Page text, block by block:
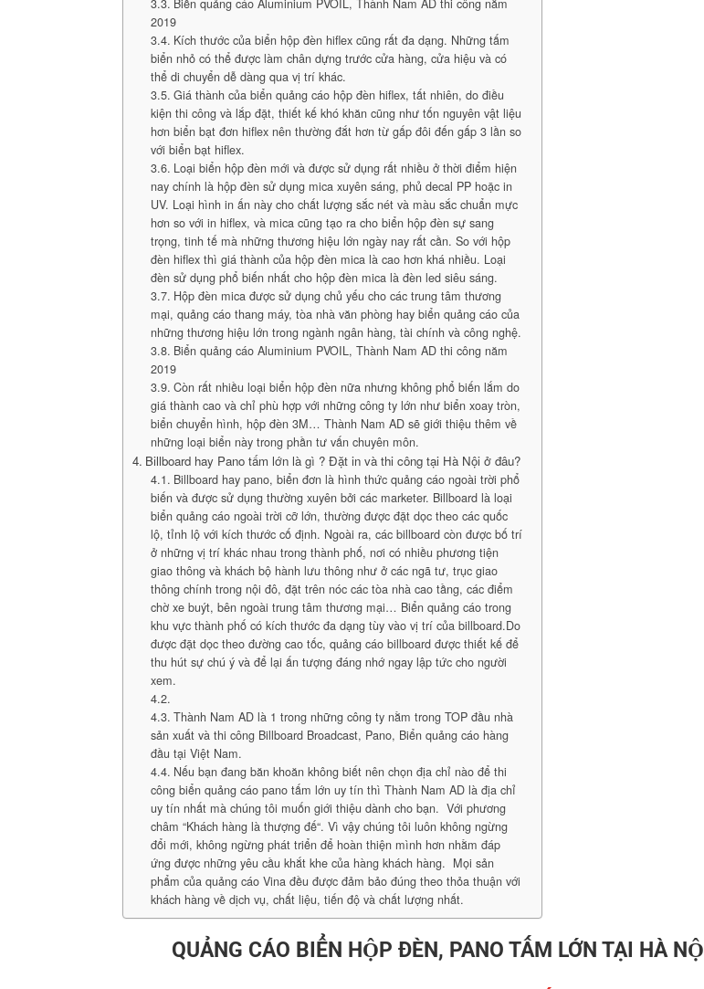
Biển quảng cáo Aluminium PVOIL, Thành Nam AD thi công năm
2019
Kích thước của biển hộp đèn hiflex cũng rất đa dạng. Những tấm
biển nhỏ có thể được làm chân dựng trước cửa hàng, cửa hiệu và có
thể di chuyển dễ dàng qua vị trí khác.
Giá thành của biển quảng cáo hộp đèn hiflex, tất nhiên, do điều
kiện thi công và lắp đặt, thiết kế khó khăn cũng như tốn nguyên vật liệu
hơn biển bạt đơn hiflex nên thường đắt hơn từ gấp đôi đến gấp 3 lần so
với biển bạt hiflex.
Loại biển hộp đèn mới và được sử dụng rất nhiều ở thời điểm hiện
nay chính là hộp đèn sử dụng mica xuyên sáng, phủ decal PP hoặc in
UV. Loại hình in ấn này cho chất lượng sắc nét và màu sắc chuẩn mực
hơn so với in hiflex, và mica cũng tạo ra cho biển hộp đèn sự sang
trọng, tinh tế mà những thương hiệu lớn ngày nay rất cần. So với hộp
đèn hiflex thì giá thành của hộp đèn mica là cao hơn khá nhiều. Loại
đèn sử dụng phổ biến nhất cho hộp đèn mica là đèn led siêu sáng.
Hộp đèn mica được sử dụng chủ yếu cho các trung tâm thương
mại, quảng cáo thang máy, tòa nhà văn phòng hay biển quảng cáo của
những thương hiệu lớn trong ngành ngân hàng, tài chính và công nghệ.
Biển quảng cáo Aluminium PVOIL, Thành Nam AD thi công năm
2019
Còn rất nhiều loại biển hộp đèn nữa nhưng không phổ biến lắm do
giá thành cao và chỉ phù hợp với những công ty lớn như biển xoay tròn,
biển chuyển hình, hộp đèn 3M… Thành Nam AD sẽ giới thiệu thêm về
những loại biển này trong phần tư vấn chuyên môn.
Billboard hay Pano tấm lớn là gì ? Đặt in và thi công tại Hà Nội ở đâu?
Billboard hay pano, biển đơn là hình thức quảng cáo ngoài trời phổ
biến và được sử dụng thường xuyên bởi các marketer. Billboard là loại
biển quảng cáo ngoài trời cỡ lớn, thường được đặt dọc theo các quốc
lộ, tỉnh lộ với kích thước cố định. Ngoài ra, các billboard còn được bố trí
ở những vị trí khác nhau trong thành phố, nơi có nhiều phương tiện
giao thông và khách bộ hành lưu thông như ở các ngã tư, trục giao
thông chính trong nội đô, đặt trên nóc các tòa nhà cao tầng, các điểm
chờ xe buýt, bên ngoài trung tâm thương mại… Biển quảng cáo trong
khu vực thành phố có kích thước đa dạng tùy vào vị trí của billboard.Do
được đặt dọc theo đường cao tốc, quảng cáo billboard được thiết kế để
thu hút sự chú ý và để lại ấn tượng đáng nhớ ngay lập tức cho người
xem.
Thành Nam AD là 1 trong những công ty nằm trong TOP đầu nhà
sản xuất và thi công Billboard Broadcast, Pano, Biển quảng cáo hàng
đầu tại Việt Nam.
Nếu bạn đang băn khoăn không biết nên chọn địa chỉ nào để thi
công biển quảng cáo pano tấm lớn uy tín thì Thành Nam AD là địa chỉ
uy tín nhất mà chúng tôi muốn giới thiệu dành cho bạn. Với phương
châm “Khách hàng là thượng đế“. Vì vậy chúng tôi luôn không ngừng
đổi mới, không ngừng phát triển để hoàn thiện mình hơn nhằm đáp
ứng được những yêu cầu khắt khe của hàng khách hàng. Mọi sản
phẩm của quảng cáo Vina đều được đảm bảo đúng theo thỏa thuận với
khách hàng về dịch vụ, chất liệu, tiến độ và chất lượng nhất.
QUẢNG CÁO BIỂN HỘP ĐÈN, PANO TẤM LỚN TẠI HÀ NỘI